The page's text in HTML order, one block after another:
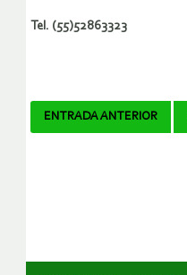
Tel. (55)52863323
Navegador
ENTRADA ANTERIOR